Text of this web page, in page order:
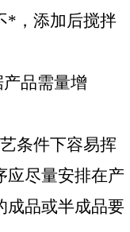
*，添加后搅拌
品需量增
条件下容易挥
应尽量安排在产
成品或半成品要